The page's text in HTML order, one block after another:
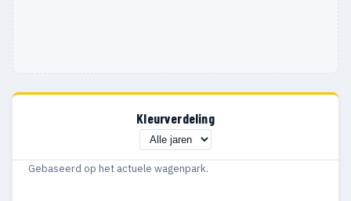
Kleurverdeling
Gebaseerd op het actuele wagenpark.